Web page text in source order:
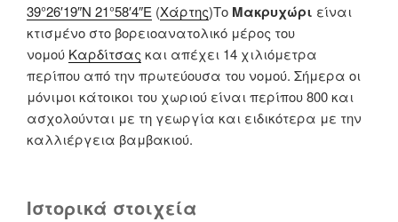
39°26′19″N 21°58′4″E (Χάρτης)Το Μακρυχώρι είναι
κτισμένο στο βορειοανατολικό μέρος του
νομού Καρδίτσας και απέχει 14 χιλιόμετρα
περίπου από την πρωτεύουσα του νομού. Σήμερα οι
μόνιμοι κάτοικοι του χωριού είναι περίπου 800 και
ασχολούνται με τη γεωργία και ειδικότερα με την
καλλιέργεια βαμβακιού.
Ιστορικά στοιχεία